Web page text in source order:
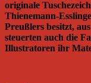
originale
Thienemann-
Preußlers besitzt,
steuerten auch die
Illustratoren ihr